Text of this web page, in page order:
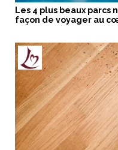
Les 4 plus beaux
façon de voyager au